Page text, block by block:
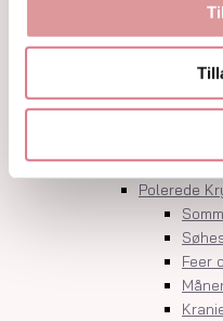
Om
Rå
Polerede
Feer